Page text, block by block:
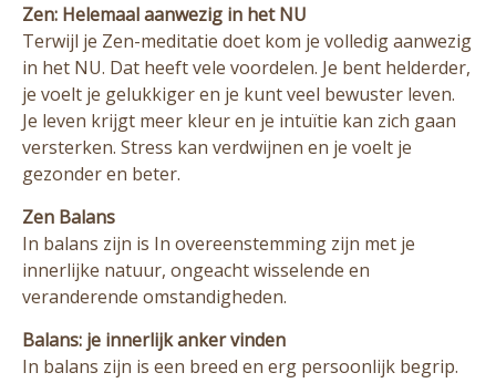
Zen: Helemaal aanwezig in het NU
Terwijl je Zen-meditatie doet kom je volledig aanwezig
in het NU. Dat heeft vele voordelen. Je bent helderder,
je voelt je gelukkiger en je kunt veel bewuster leven.
Je leven krijgt meer kleur en je intuïtie kan zich gaan
versterken. Stress kan verdwijnen en je voelt je
gezonder en beter.
Zen Balans
In balans zijn is In overeenstemming zijn met je
innerlijke natuur, ongeacht wisselende en
veranderende omstandigheden.
Balans: je innerlijk anker vinden
In balans zijn is een breed en erg persoonlijk begrip.